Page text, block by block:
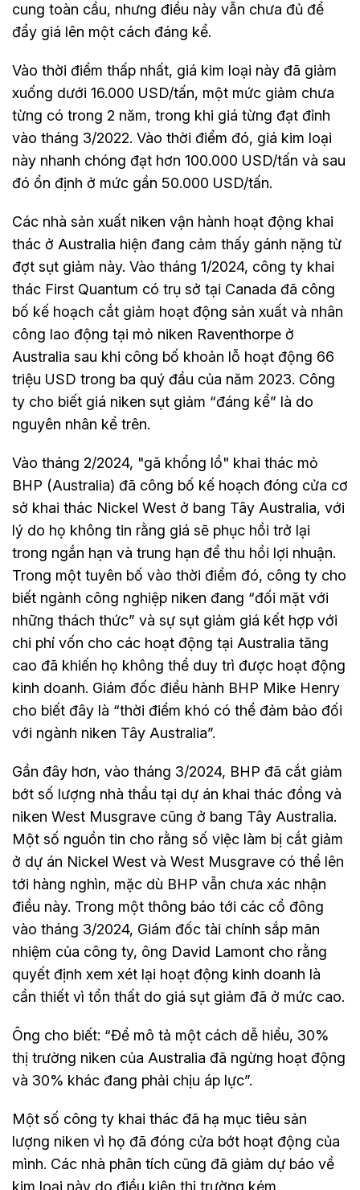
cung toàn cầu, nhưng điều này vẫn chưa đủ để
đẩy giá lên một cách đáng kể.
Vào thời điểm thấp nhất, giá kim loại này đã giảm
xuống dưới 16.000 USD/tấn, một mức giảm chưa
từng có trong 2 năm, trong khi giá từng đạt đỉnh
vào tháng 3/2022. Vào thời điểm đó, giá kim loại
này nhanh chóng đạt hơn 100.000 USD/tấn và sau
đó ổn định ở mức gần 50.000 USD/tấn.
Các nhà sản xuất niken vận hành hoạt động khai
thác ở Australia hiện đang cảm thấy gánh nặng từ
đợt sụt giảm này. Vào tháng 1/2024, công ty khai
thác First Quantum có trụ sở tại Canada đã công
bố kế hoạch cắt giảm hoạt động sản xuất và nhân
công lao động tại mỏ niken Raventhorpe ở
Australia sau khi công bố khoản lỗ hoạt động 66
triệu USD trong ba quý đầu của năm 2023. Công
ty cho biết giá niken sụt giảm “đáng kể” là do
nguyên nhân kể trên.
Vào tháng 2/2024, "gã khổng lồ" khai thác mỏ
BHP (Australia) đã công bố kế hoạch đóng cửa cơ
sở khai thác Nickel West ở bang Tây Australia, với
lý do họ không tin rằng giá sẽ phục hồi trở lại
trong ngắn hạn và trung hạn để thu hồi lợi nhuận.
Trong một tuyên bố vào thời điểm đó, công ty cho
biết ngành công nghiệp niken đang “đối mặt với
những thách thức” và sự sụt giảm giá kết hợp với
chi phí vốn cho các hoạt động tại Australia tăng
cao đã khiến họ không thể duy trì được hoạt động
kinh doanh. Giám đốc điều hành BHP Mike Henry
cho biết đây là “thời điểm khó có thể đảm bảo đối
với ngành niken Tây Australia”.
Gần đây hơn, vào tháng 3/2024, BHP đã cắt giảm
bớt số lượng nhà thầu tại dự án khai thác đồng và
niken West Musgrave cũng ở bang Tây Australia.
Một số nguồn tin cho rằng số việc làm bị cắt giảm
ở dự án Nickel West và West Musgrave có thể lên
tới hàng nghìn, mặc dù BHP vẫn chưa xác nhận
điều này. Trong một thông báo tới các cổ đông
vào tháng 3/2024, Giám đốc tài chính sắp mãn
nhiệm của công ty, ông David Lamont cho rằng
quyết định xem xét lại hoạt động kinh doanh là
cần thiết vì tổn thất do giá sụt giảm đã ở mức cao.
Ông cho biết: “Để mô tả một cách dễ hiểu, 30%
thị trường niken của Australia đã ngừng hoạt động
và 30% khác đang phải chịu áp lực”.
Một số công ty khai thác đã hạ mục tiêu sản
lượng niken vì họ đã đóng cửa bớt hoạt động của
mình. Các nhà phân tích cũng đã giảm dự báo về
kim loại này do điều kiện thị trường kém.